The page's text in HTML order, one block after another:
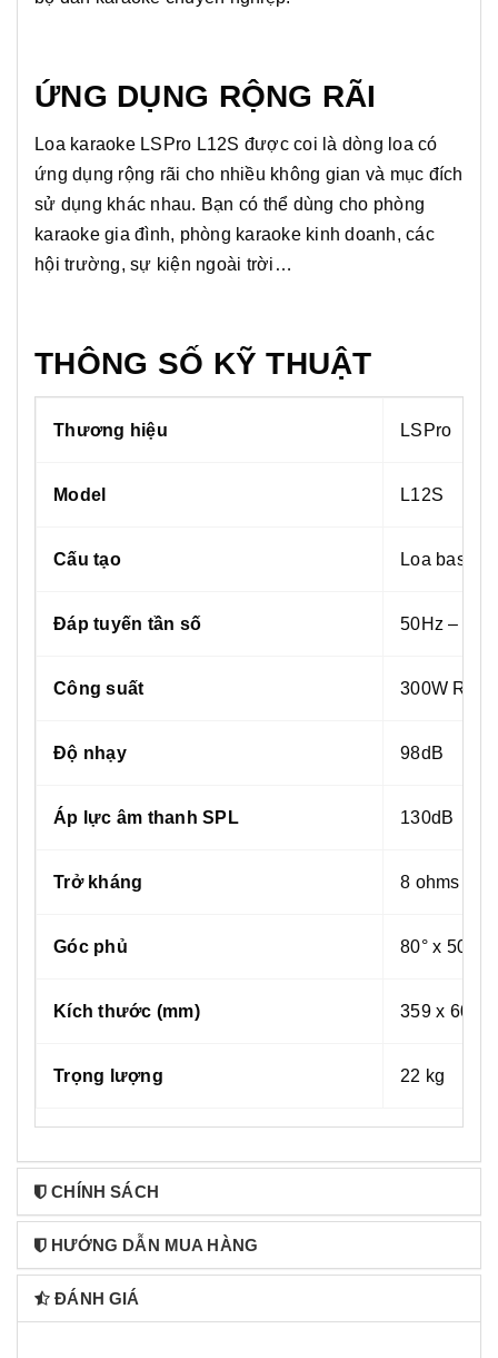
ỨNG DỤNG RỘNG RÃI
Loa karaoke LSPro L12S được coi là dòng loa có
ứng dụng rộng rãi cho nhiều không gian và mục đích
sử dụng khác nhau. Bạn có thể dùng cho phòng
karaoke gia đình, phòng karaoke kinh doanh, các
hội trường, sự kiện ngoài trời…
THÔNG SỐ KỸ THUẬT
Thương hiệu LSPro
Model L12S
Cấu tạo Loa bass
Đáp tuyến tần số 50Hz –
Công suất 300W
Độ nhạy 98dB
Áp lực âm thanh SPL 130dB
Trở kháng 8 ohms
Góc phủ 80° x 50 °
Kích thước (mm) 359 x 600
Trọng lượng 22 kg
CHÍNH SÁCH
HƯỚNG DẪN MUA HÀNG
ĐÁNH GIÁ